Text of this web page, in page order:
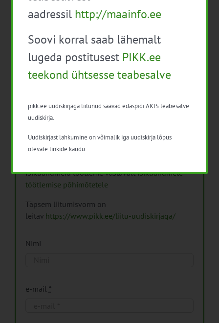
Arhiiv
Arhiiv
Pikk.ee uudiskirjaga liitumine.
Isikuandmeid töötleme vastavaltIsikuandmete
töötlemise põhimõtetele
Täpsem liitumisvorm on
leitav https://www.pikk.ee/liitu-uudiskirjaga/
Nimi
e-mail *
aadressil http://maainfo.ee
Soovi korral saab lähemalt
lugeda postitusest PIKK.ee
teekond ühtsesse teabesalve
pikk.ee uudiskirjaga liitunud saavad edaspidi AKIS teabesalve
uudiskirja.
Uudiskirjast lahkumine on võimalik iga uudiskirja lõpus
olevate linkide kaudu.